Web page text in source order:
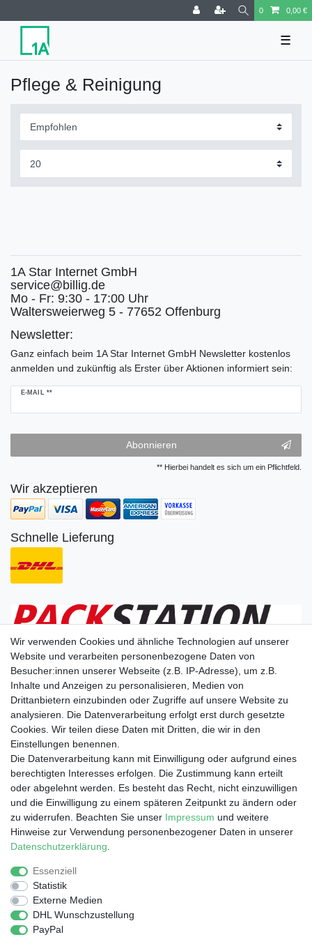
0 0,00 €
☰
Pflege & Reinigung
1A Star Internet GmbH
service@billig.de
Mo - Fr: 9:30 - 17:00 Uhr
Waltersweierweg 5 - 77652 Offenburg
Newsletter:
Ganz einfach beim 1A Star Internet GmbH Newsletter kostenlos
anmelden und zukünftig als Erster über Aktionen informiert sein:
E-MAIL **
Newsletter
Abonnieren
** Hierbei handelt es sich um ein Pflichtfeld.
Wir akzeptieren
Schnelle Lieferung
Wir liefern nach
Dein Vorteil
Schnelle Lieferzeiten
Käuferschutz
Datenschutz
Sichere Zahlung durch SSL
Infos
Entsorgung von Elektronik-Altgeräten
Impressum
Wir verwenden Cookies und ähnliche Technologien auf unserer
Website und verarbeiten personenbezogene Daten von
Besucher:innen unserer Webseite (z.B. IP-Adresse), um z.B.
Inhalte und Anzeigen zu personalisieren, Medien von
Drittanbietern einzubinden oder Zugriffe auf unsere Website zu
analysieren. Die Datenverarbeitung erfolgt erst durch gesetzte
Cookies. Wir teilen diese Daten mit Dritten, die wir in den
Einstellungen benennen.
Die Datenverarbeitung kann mit Einwilligung oder aufgrund eines
berechtigten Interesses erfolgen. Die Zustimmung kann erteilt
oder abgelehnt werden. Es besteht das Recht, nicht einzuwilligen
und die Einwilligung zu einem späteren Zeitpunkt zu ändern oder
zu widerrufen. Beachten Sie unser Impressum und weitere
Hinweise zur Verwendung personenbezogener Daten in unserer
Daten­schutz­erklärung
Essenziell
Statistik
Externe Medien
DHL Wunschzustellung
PayPal